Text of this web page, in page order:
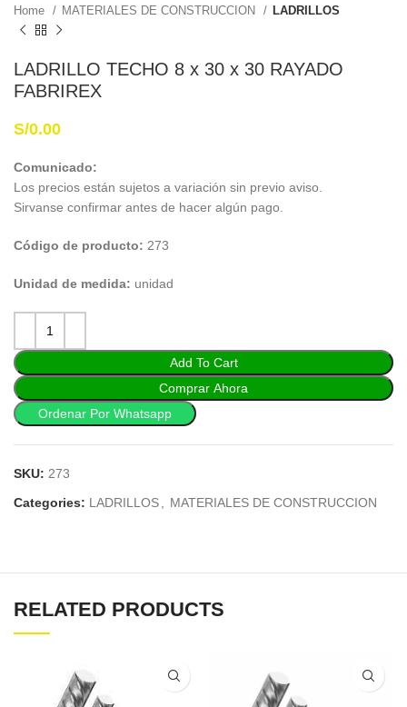
Home MATERIALES DE CONSTRUCCION LADRILLOS
LADRILLO TECHO 8 x 30 x 30 RAYADO
FABRIREX
S/0.00
Comunicado:
Los precios están sujetos a variación sin previo aviso.
Sirvanse confirmar antes de hacer algún pago.
Código de producto: 273
Unidad de medida: unidad
Add To Cart
Comprar Ahora
Ordenar Por Whatsapp
SKU: 273
Categories: LADRILLOS MATERIALES DE CONSTRUCCION
RELATED PRODUCTS